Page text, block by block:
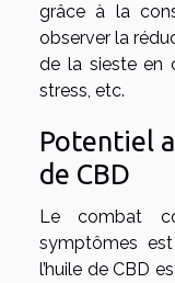
grâce à la
observer la
de la sieste en
stress, etc.
Potentiel
de CBD
Le combat
symptômes
l’huile de CBD